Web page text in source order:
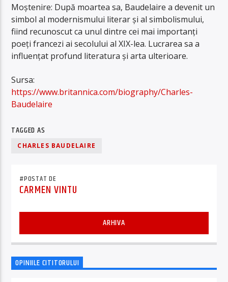
Moștenire: După moartea sa, Baudelaire a devenit un
simbol al modernismului literar și al simbolismului,
fiind recunoscut ca unul dintre cei mai importanți
poeți francezi ai secolului al XIX-lea. Lucrarea sa a
influențat profund literatura și arta ulterioare.
Sursa:
https://www.britannica.com/biography/Charles-
Baudelaire
TAGGED AS
CHARLES BAUDELAIRE
#POSTAT DE
CARMEN VINTU
ARHIVA
OPINIILE CITITORULUI